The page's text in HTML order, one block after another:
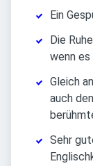
Ein
Die
wenn es
Gleich
auch
Sehr